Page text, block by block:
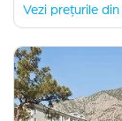
Vezi prețurile